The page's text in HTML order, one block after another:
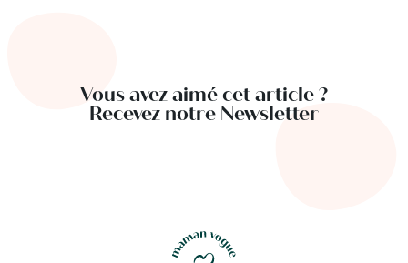
Vous avez aimé cet article ?
Recevez notre Newsletter